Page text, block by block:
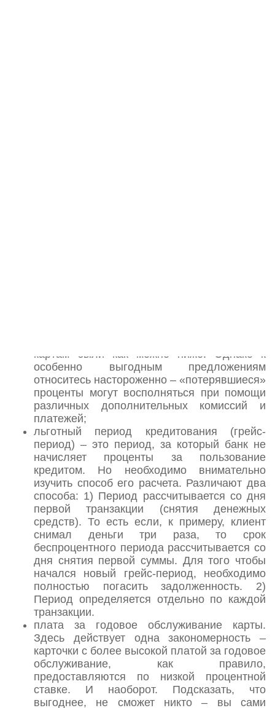
картам были как можно ниже. Однако к
особенно выгодным предложениям
относитесь настороженно – «потерявшиеся»
проценты могут восполняться при помощи
различных дополнительных комиссий и
платежей;
льготный период кредитования (грейс-
период) – это период, за который банк не
начисляет проценты за пользование
кредитом. Но необходимо внимательно
изучить способ его расчета. Различают два
способа: 1) Период рассчитывается со дня
первой транзакции (снятия денежных
средств). То есть если, к примеру, клиент
снимал деньги три раза, то срок
беспроцентного периода рассчитывается со
дня снятия первой суммы. Для того чтобы
начался новый грейс-период, необходимо
полностью погасить задолженность. 2)
Период определяется отдельно по каждой
транзакции.
плата за годовое обслуживание карты.
Здесь действует одна закономерность –
карточки с более высокой платой за годовое
обслуживание, как правило,
предоставляются по низкой процентной
ставке. И наоборот. Подсказать, что
выгоднее, не сможет никто – вы сами